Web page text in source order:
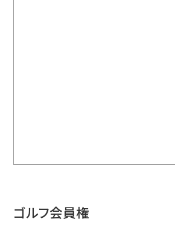
ゴルフ会員権